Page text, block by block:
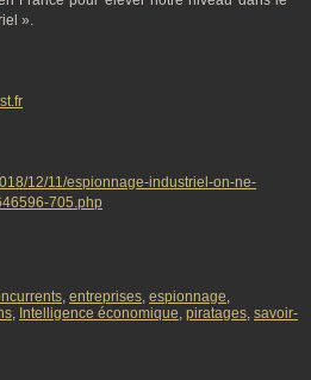
».
12/11/espionnage-industriel-on-ne-
705.php
, entreprises, espionnage,
, Intelligence économique, piratages, savoir-